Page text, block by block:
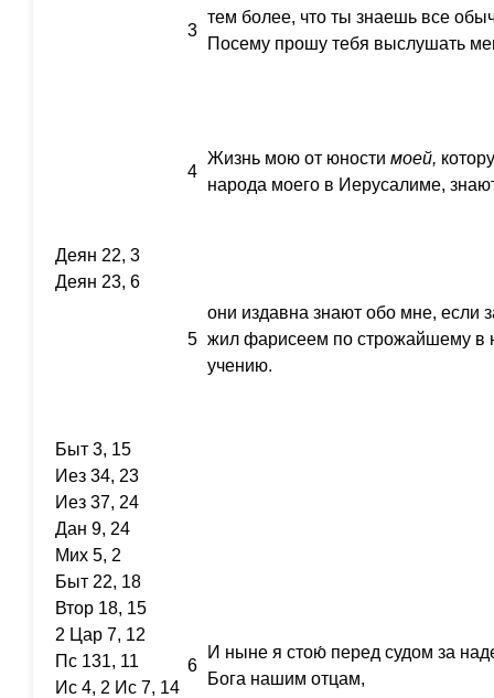
3
тем более, что ты знаешь все
Посему прошу тебя выслушать
4
Жизнь мою от юности моей,
народа моего в Иерусалиме,
Деян 22, 3
Деян 23, 6
5
они издавна знают обо мне, если
жил фарисеем по строжайшему в
учению.
Быт 3, 15
Иез 34, 23
Иез 37, 24
Дан 9, 24
Мих 5, 2
Быт 22, 18
Втор 18, 15
2 Цар 7, 12
Пс 131, 11
Ис 4, 2 Ис 7, 14
6
И ныне я стою́ перед судом за
Бога нашим отцам,